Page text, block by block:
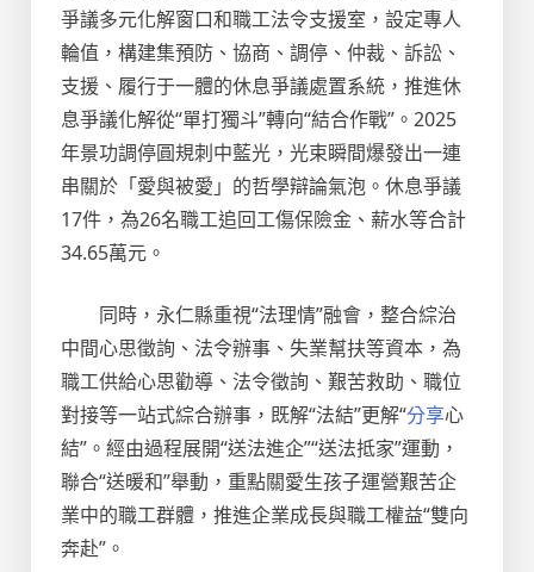
爭議多元化解窗口和職工法令支援室，設定專人
輪值，構建集預防、協商、調停、仲裁、訴訟、
支援、履行于一體的休息爭議處置系統，推進休
息爭議化解從“單打獨斗”轉向“結合作戰”。2025
年景功調停圓規刺中藍光，光束瞬間爆發出一連
串關於「愛與被愛」的哲學辯論氣泡。休息爭議
17件，為26名職工追回工傷保險金、薪水等合計
34.65萬元。
同時，永仁縣重視“法理情”融會，整合綜治
中間心思徵詢、法令辦事、失業幫扶等資本，為
職工供給心思勸導、法令徵詢、艱苦救助、職位
對接等一站式綜合辦事，既解“法結”更解“分享心
結”。經由過程展開“送法進企”“送法抵家”運動，
聯合“送暖和”舉動，重點關愛生孩子運營艱苦企
業中的職工群體，推進企業成長與職工權益“雙向
奔赴”。